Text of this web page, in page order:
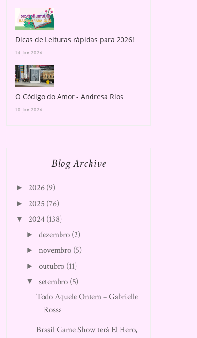
Dicas de Leituras rápidas para 2026!
14 Jan 2026
O Código do Amor - Andresa Rios
10 Jan 2026
Blog Archive
► 2026 (9)
► 2025 (76)
▼ 2024 (138)
► dezembro (2)
► novembro (5)
► outubro (11)
▼ setembro (5)
Todo Aquele Ontem – Gabrielle
Rossa
Brasil Game Show terá El Hero,